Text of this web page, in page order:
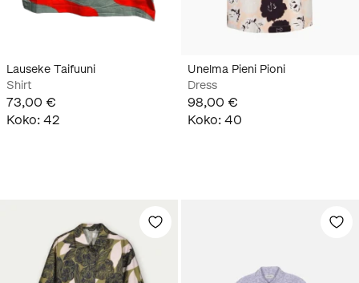
Lauseke Taifuuni
Shirt
73,00 €
Koko: 42
Unelma Pieni Pioni
Dress
98,00 €
Koko: 40